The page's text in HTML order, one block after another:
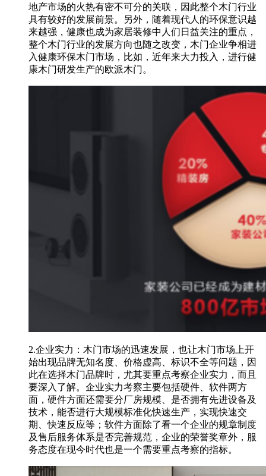
地产市场的火热有密不可分的关联，因此整个木门行业
具有较好的发展前景。另外，随着现代人的环保意识越
来越强，健康也成为家居装修中人们日益关注的重点，
整个木门行业的发展方向也随之改变，木门企业争相进
入健康环保木门市场，比如，近年来大力投入，进行健
康木门研发生产的欧派木门。
2.企业实力：木门市场的迅速发展，也让木门市场上开
始出现品牌无知名度、价格虚高、标识不全等问题，因
此在选择木门品牌时，尤其要重点考察企业实力，而且
要深入了解。企业实力考察主要包括硬件、软件两方
面，硬件方面还需要分厂房规模、是否拥有先进设备及
技术，能否进行大规模标准化快速生产，实现快速交
期、快速反应等；软件方面除了看一个企业的规章制度
及售后服务体系是否完善规范，企业的荣誉奖章外，服
务态度在现今时代也是一个需要重点考察的指标。